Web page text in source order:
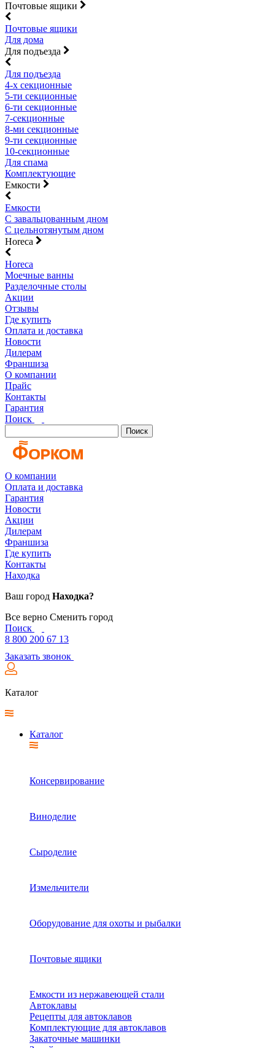
Почтовые ящики
Почтовые ящики
Для дома
Для подъезда
Для подъезда
4-х секционные
5-ти секционные
6-ти секционные
7-секционные
8-ми секционные
9-ти секционные
10-секционные
Для спама
Комплектующие
Емкости
Емкости
С завальцованным дном
С цельнотянутым дном
Horeca
Horeca
Моечные ванны
Разделочные столы
Акции
Отзывы
Где купить
Оплата и доставка
Новости
Дилерам
Франшиза
О компании
Прайс
Контакты
Гарантия
Поиск
Поиск
О компании
Оплата и доставка
Гарантия
Новости
Акции
Дилерам
Франшиза
Где купить
Контакты
Находка
Ваш город Находка?
Все верно Сменить город
Поиск
8 800 200 67 13
Заказать звонок
Каталог
Каталог
Консервирование
Виноделие
Сыроделие
Измельчители
Оборудование для охоты и рыбалки
Почтовые ящики
Емкости из нержавеющей стали
Автоклавы
Рецепты для автоклавов
Комплектующие для автоклавов
Закаточные машинки